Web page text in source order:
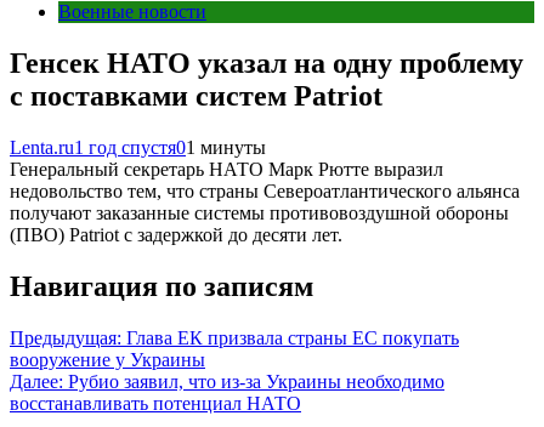
Военные новости
Генсек НАТО указал на одну проблему
с поставками систем Patriot
Lenta.ru1 год спустя01 минуты
Генеральный секретарь НАТО Марк Рютте выразил
недовольство тем, что страны Североатлантического альянса
получают заказанные системы противовоздушной обороны
(ПВО) Patriot с задержкой до десяти лет.
Навигация по записям
Предыдущая: Глава ЕК призвала страны ЕС покупать
вооружение у Украины
Далее: Рубио заявил, что из-за Украины необходимо
восстанавливать потенциал НАТО